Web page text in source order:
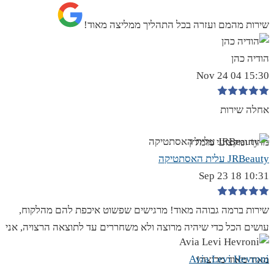
שירות מהמם ועזרה בכל התהליך ממליצה מאוד!
הודיה כהן
15:30 04 Nov 24
אחלה שירות
מהיר ומקצועי מומלץ
JRBeauty עלית האסתטיקה
10:31 18 Sep 23
שירות ברמה גבוהה מאוד! מרגישים שפשוט איכפת להם מהלקוח,
עושים הכל כדי שיהיה מרוצה ולא משחררים עד לתוצאה הרצויה, אני
מאוד מאוד מרוצה!
Avia Levi Hevroni